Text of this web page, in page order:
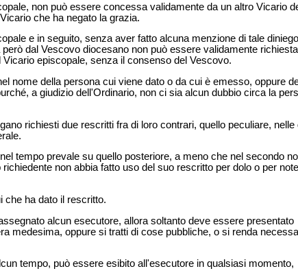
non può essere concessa validamente da un altro Vicario
che ha negato la grazia.
e in seguito, senza aver fatto alcuna menzione di tale
dal Vescovo diocesano non può essere validamente
episcopale, senza il consenso del Vescovo.
nome della persona cui viene dato o da cui è emesso, oppure
a giudizio dell'Ordinario, non ci sia alcun dubbio circa la
richiesti due rescritti fra di loro contrari, quello peculiare, nelle
tempo prevale su quello posteriore, a meno che nel secondo
non abbia fatto uso del suo rescritto per dolo o per
che ha dato il rescritto.
alcun esecutore, allora soltanto deve essere presentato
medesima, oppure si tratti di cose pubbliche, o si renda
tempo, può essere esibito all'esecutore in qualsiasi momento,